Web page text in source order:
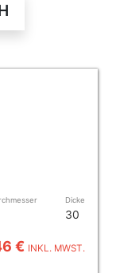
Dicke
30
€ INKL. MWST.